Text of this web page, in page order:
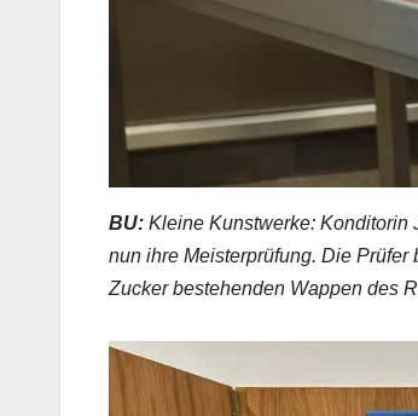
BU: Kleine Kunstwerke: Konditorin
nun ihre Meisterprüfung. Die
Zucker bestehenden Wappen des